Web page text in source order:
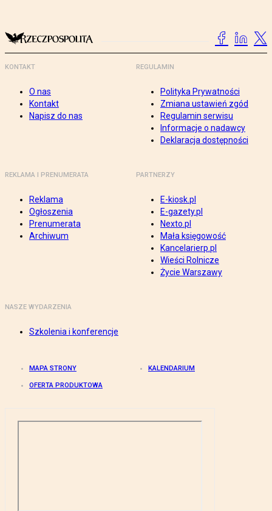
KONTAKT
O nas
Kontakt
Napisz do nas
REGULAMIN
Polityka Prywatności
Zmiana ustawień zgód
Regulamin serwisu
Informacje o nadawcy
Deklaracja dostępności
REKLAMA I PRENUMERATA
Reklama
Ogłoszenia
Prenumerata
Archiwum
PARTNERZY
E-kiosk.pl
E-gazety.pl
Nexto.pl
Mała księgowość
Kancelarierp.pl
Wieści Rolnicze
Życie Warszawy
NASZE WYDARZENIA
Szkolenia i konferencje
MAPA STRONY KALENDARIUM
OFERTA PRODUKTOWA